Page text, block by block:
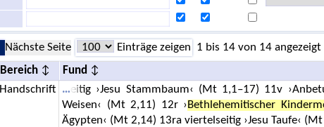
Nächste Seite Einträge zeigen 1 bis 14 von 14 angezeigt
Bereich
Fund
Handschrift
eitig ›Jesu Stammbaum‹ (Mt 1,1–17) 11v
Weisen‹ (Mt 2,11) 12r ›Bethlehemitischer
Ägypten‹ (Mt 2,14) 13ra viertelseitig ›Jesu Taufe‹ (Mt